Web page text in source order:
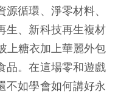
循環、淨零材料、
生、新科技再生複材
上糖衣加上華麗外包
品。在這場零和遊戲
不如學會如何講好永